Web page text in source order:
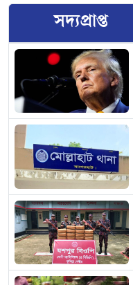
সদ্যপ্রাপ্ত